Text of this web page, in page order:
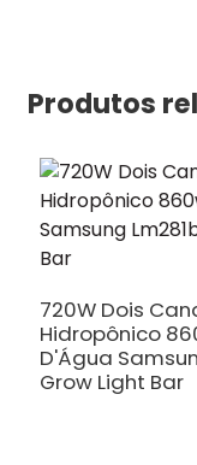
Produtos
720W Dois
Hidropônico
D'Água
Grow Light Bar